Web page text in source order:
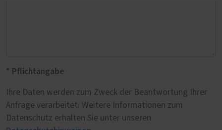
* Pflichtangabe
Ihre Daten werden zum Zweck der Beantwortung Ihrer
Anfrage verarbeitet. Weitere Informationen zum
Datenschutz erhalten Sie unter unseren